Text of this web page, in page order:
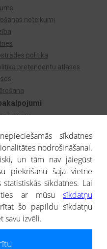
koks
atlase
uzņēmumiem
noteikumi
politika
pretendentu atlases
sīkdatnes
nodrošināšanai.
un tām nav jāiegūst
piekrišanu šajā vietnē
sīkdatnes. Lai
ar mūsu sīkdatņu
šo papildu sīkdatņu
savu izvēli.